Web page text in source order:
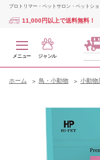
プロトリマー・ペットサロン・ペットシ
11,000円以上で送料無料！
メニュー ジャンル
ホーム 鳥・小動物 小動物